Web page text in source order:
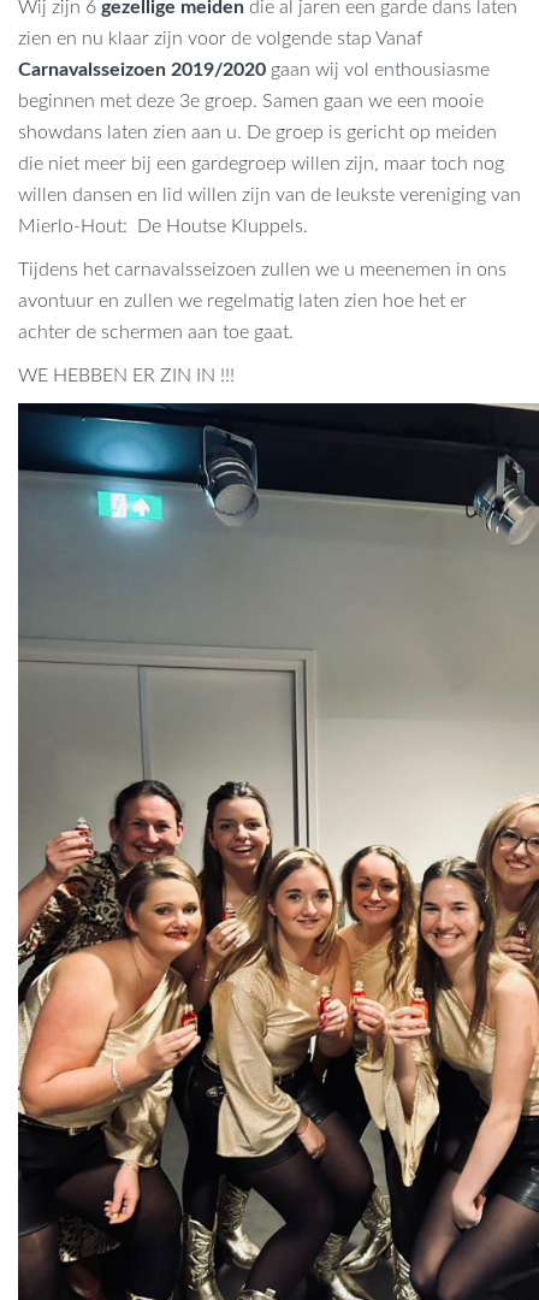
Wij zijn 6 gezellige meiden die al jaren een garde dans laten
zien en nu klaar zijn voor de volgende stap Vanaf
Carnavalsseizoen 2019/2020 gaan wij vol enthousiasme
beginnen met deze 3e groep. Samen gaan we een mooie
showdans laten zien aan u. De groep is gericht op meiden
die niet meer bij een gardegroep willen zijn, maar toch nog
willen dansen en lid willen zijn van de leukste vereniging van
Mierlo-Hout: De Houtse Kluppels.
Tijdens het carnavalsseizoen zullen we u meenemen in ons
avontuur en zullen we regelmatig laten zien hoe het er
achter de schermen aan toe gaat.
WE HEBBEN ER ZIN IN !!!